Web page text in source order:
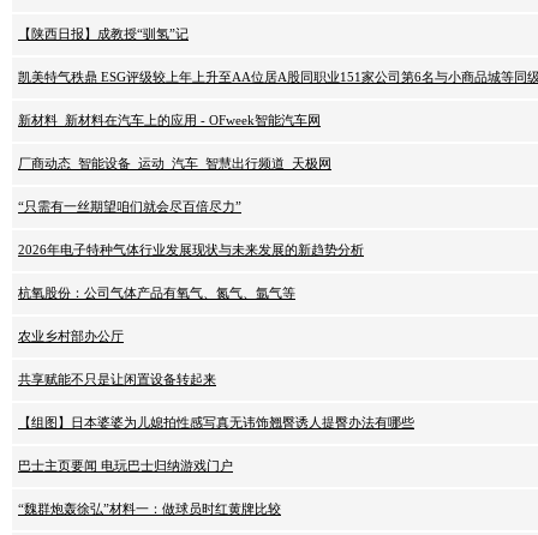
【陕西日报】成教授“驯氢”记
凯美特气秩鼎 ESG评级较上年上升至AA位居A股同职业151家公司第6名与小商品城等同
新材料_新材料在汽车上的应用 - OFweek智能汽车网
厂商动态_智能设备_运动_汽车_智慧出行频道_天极网
“只需有一丝期望咱们就会尽百倍尽力”
2026年电子特种气体行业发展现状与未来发展的新趋势分析
杭氧股份：公司气体产品有氧气、氮气、氩气等
农业乡村部办公厅
共享赋能不只是让闲置设备转起来
【组图】日本婆婆为儿媳拍性感写真无讳饰翘臀诱人提臀办法有哪些
巴士主页要闻 电玩巴士归纳游戏门户
“魏群炮轰徐弘”材料一：做球员时红黄牌比较